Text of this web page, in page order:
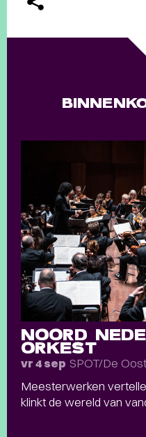
NOORD
ORKEST
vr 4 sep SPOT/De
Meesterwerken
klinkt de wereld van